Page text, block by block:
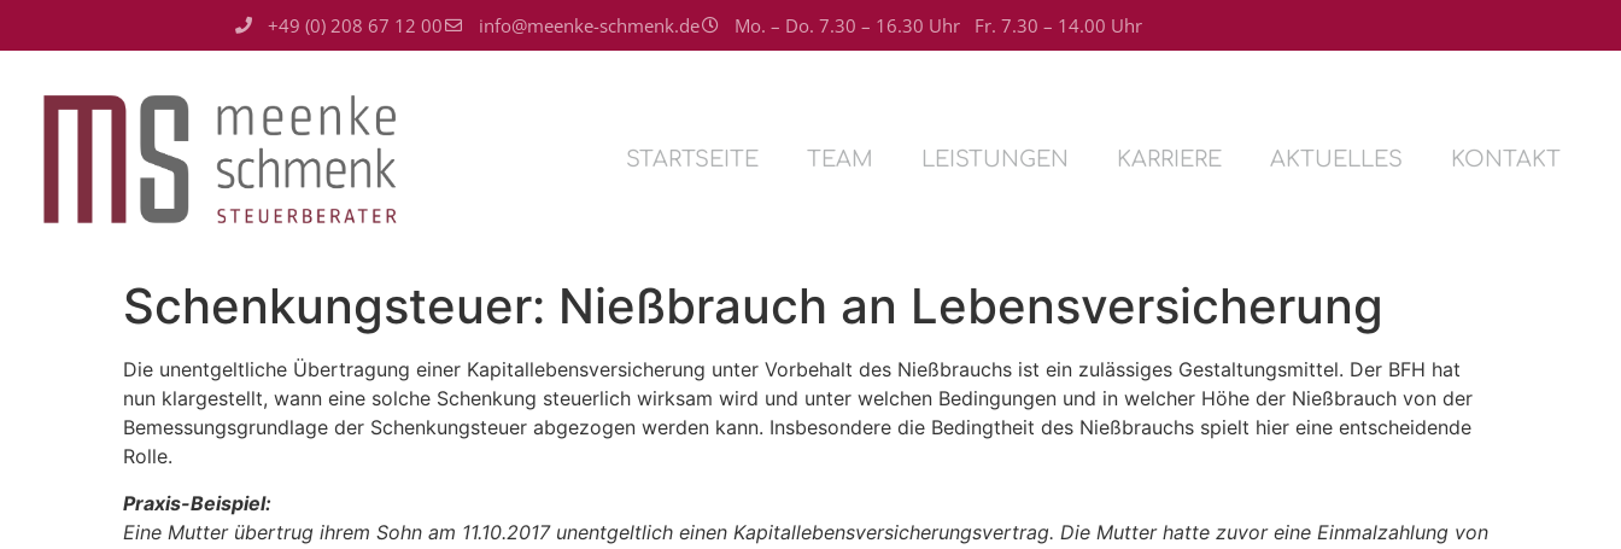
+49 (0) 208 67 12 00 info@meenke-schmenk.de Mo. – Do. 7.30 – 16.30 Uhr Fr. 7.30 – 14.00 Uhr
STARTSEITE TEAM LEISTUNGEN KARRIERE AKTUELLES KONTAKT
Schenkungsteuer: Nießbrauch an Lebensversicherung
Die unentgeltliche Übertragung einer Kapitallebensversicherung unter Vorbehalt des Nießbrauchs ist ein zulässiges Gestaltungsmittel. Der BFH hat
nun klargestellt, wann eine solche Schenkung steuerlich wirksam wird und unter welchen Bedingungen und in welcher Höhe der Nießbrauch von der
Bemessungsgrundlage der Schenkungsteuer abgezogen werden kann. Insbesondere die Bedingtheit des Nießbrauchs spielt hier eine entscheidende
Rolle.
Praxis-Beispiel:
Eine Mutter übertrug ihrem Sohn am 11.10.2017 unentgeltlich einen Kapitallebensversicherungsvertrag. Die Mutter hatte zuvor eine Einmalzahlung von